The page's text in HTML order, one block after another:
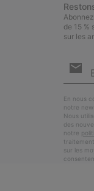
de 15 %
sur les
par
En nous
notre
Nous
des
notre
sur les